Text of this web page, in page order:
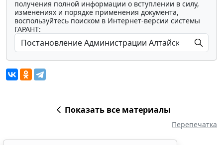
получения полной информации о вступлении в силу,
изменениях и порядке применения документа,
воспользуйтесь поиском в Интернет-версии системы
ГАРАНТ:
Показать все материалы
Перепечатка